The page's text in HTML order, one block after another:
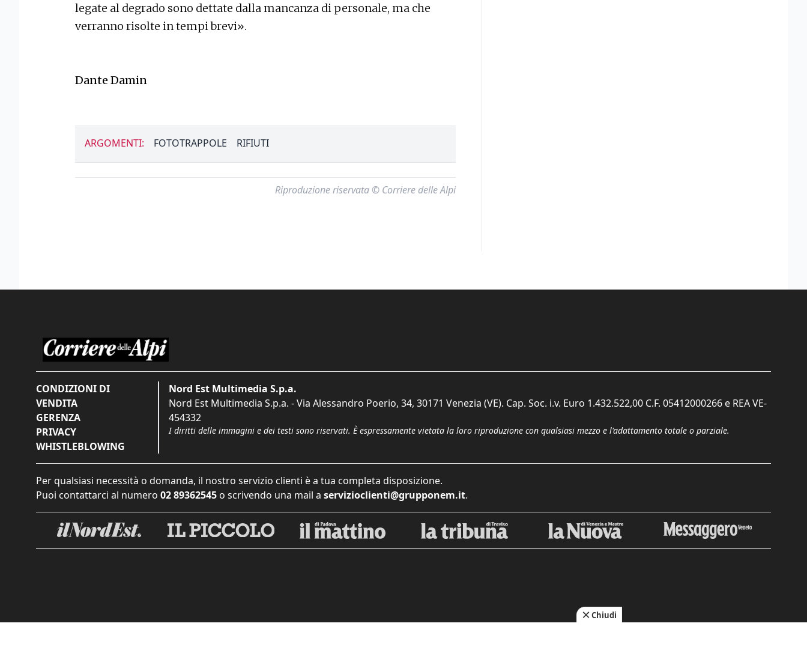
legate al degrado sono dettate dalla mancanza di personale, ma che
verranno risolte in tempi brevi».
Dante Damin
ARGOMENTI: FOTOTRAPPOLE RIFIUTI
Riproduzione riservata © Corriere delle Alpi
CONDIZIONI DI
VENDITA
GERENZA
PRIVACY
WHISTLEBLOWING
Nord Est Multimedia S.p.a.
Nord Est Multimedia S.p.a. - Via Alessandro Poerio, 34, 30171 Venezia (VE). Cap. Soc. i.v. Euro 1.432.522,00 C.F. 05412000266 e REA VE-
454332
I diritti delle immagini e dei testi sono riservati. È espressamente vietata la loro riproduzione con qualsiasi mezzo e l'adattamento totale o parziale.
Per qualsiasi necessità o domanda, il nostro servizio clienti è a tua completa disposizione.
Puoi contattarci al numero 02 89362545 o scrivendo una mail a servizioclienti@grupponem.it.
Chiudi